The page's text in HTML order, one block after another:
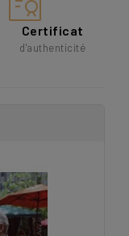
Certificat
d'authenticité